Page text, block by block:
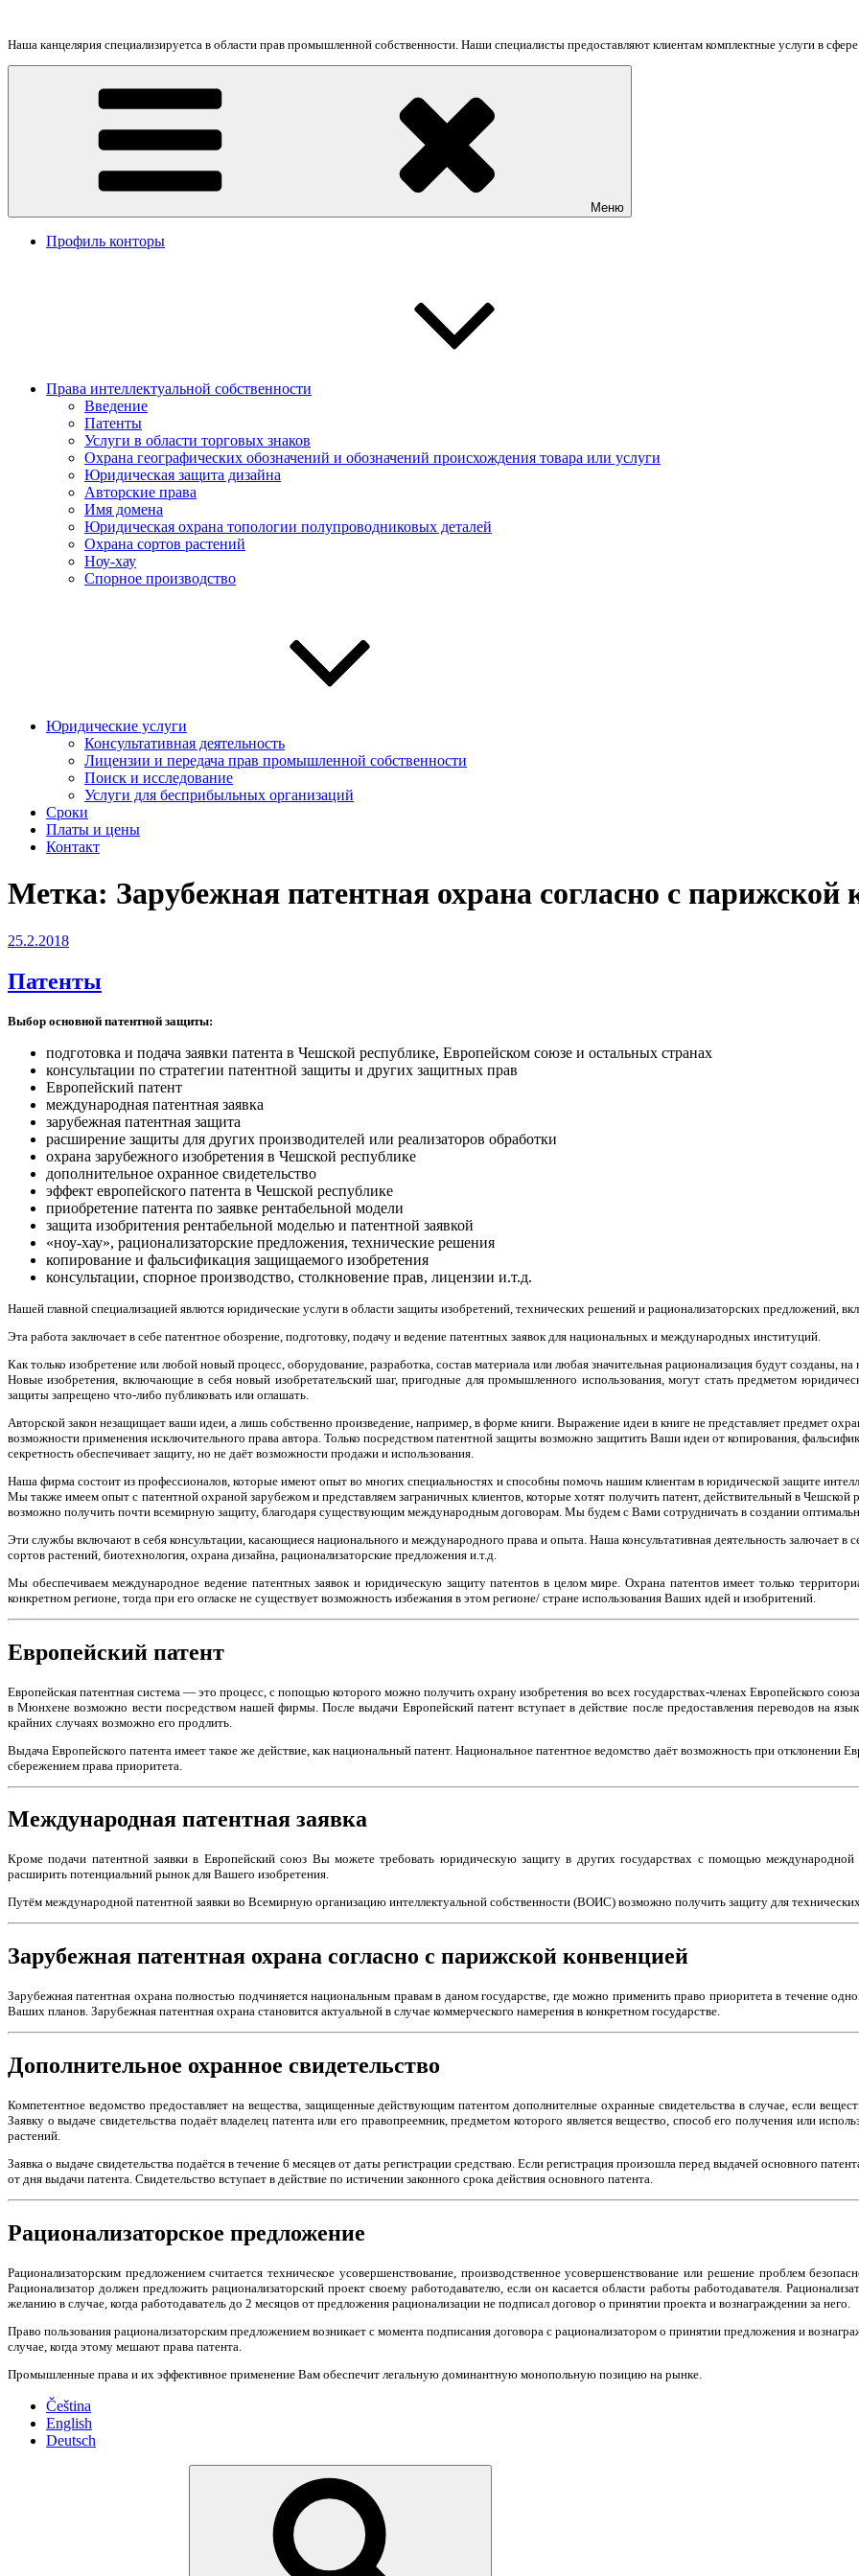
содержимому
Наша канцелярия специализируетса в области прав промышленной собственности. Наши специалисты предоставляют клиентам комплектные услуги в
Меню
Профиль конторы
Права интеллектуальной собственности
Введение
Патенты
Услуги в области торговых знаков
Охрана географических обозначений и обозначений происхождения товара или услуги
Юридическая защита дизайна
Авторские права
Имя домена
Юридическая охрана топологии полупроводниковых деталей
Охрана сортов растений
Ноу-хау
Спорное производство
Юридические услуги
Консультативная деятельность
Лицензии и передача прав промышленной собственности
Поиск и исследование
Услуги для беcприбыльных организаций
Сроки
Платы и цены
Контакт
Метка: Зарубежная патентная охрана согласно с парижской
Опубликовано
25.2.2018
Патенты
Выбор основной патентной защиты:
подготовка и подача заявки патента в Чешской республике, Европейском союзе и остальных странах
консультации по стратегии патентной защиты и других защитных прав
Европейский патент
международная патентная заявка
зарубежная патентная защита
расширение защиты для других производителей или реализаторов обработки
охрана зарубежного изобретения в Чешской республике
дополнительное охранное свидетельство
эффект европейского патента в Чешской республике
приобретение патента по заявке рентабельной модели
защита изобритения рентабельной моделью и патентной заявкой
«ноу-хау», рационализаторские предложения, технические решения
копирование и фальсификация защищаемого изобретения
консультации, спорное производство, столкновение прав, лицензии и.т.д.
Нашей главной специализацией явлются юридические услуги в области защиты изобретений, технических решений и рационализаторских предложений,
Эта работа заключает в себе патентное обозрение, подготовку, подачу и ведение патентных заявок для национальных и международных институций.
Как только изобретение или любой новый процесс, оборудование, разработка, состав материала или любая значительная рационализация будут созданы,
Новые изобретения, включающие в себя новый изобретательский шаг, пригодные для промышленного использования, могут стать предметом
защиты запрещено что-либо публиковать или оглашать.
Авторской закон незащищает ваши идеи, а лишь собственно произведение, например, в форме книги. Выражение идеи в книге не представляет предмет
возможности применения исключительного права автора. Только посредством патентной защиты возможно защитить Ваши идеи от копирования,
секретность обеспечивает защиту, но не даёт возможности продажи и использования.
Наша фирма состоит из профессионалов, которые имеют опыт во многих специальностях и способны помочь нашим клиентам в юридической защите
Мы также имеем опыт с патентной охраной зарубежом и представляем заграничных клиентов, которые хотят получить патент, действительный в
возможно получить почти всемирную защиту, благодаря существующим международным договорам. Мы будем с Вами сотрудничать в создании
Эти службы включают в себя консультации, касающиеся национального и международного права и опыта. Наша консультативная деятельность залючает в
сортов растений, биотехнология, охрана дизайна, рационализаторские предложения и.т.д.
Мы обеспечиваем международное ведение патентных заявок и юридическую защиту патентов в целом мире. Охрана патентов имеет только
конкретном регионе, тогда при его огласке не существует возможность избежания в этом регионе/ стране использования Ваших идей и изобритений.
Европейский патент
Европейская патентная система — это процесс, с попощью которого можно получить охрану изобретения во всех государствах-членах Европейского
в Мюнхене возможно вести посредством нашей фирмы. После выдачи Европейский патент вступает в действие после предоставления переводов на
крайних случаях возможно его продлить.
Выдача Европейского патента имеет такое же действие, как национальный патент. Национальное патентное ведомство даёт возможность при отклонении
сбережением права приоритета.
Международная патентная заявка
Кроме подачи патентной заявки в Европейский союз Вы можете требовать юридическую защиту в других государствах с помощью международной
расширить потенциальний рынок для Вашего изобретения.
Путём международной патентной заявки во Всемирную организацию интеллектуальной собственности (ВОИС) возможно получить защиту для
Зарубежная патентная охрана согласно с парижской конвенцией
Зарубежная патентная охрана полностью подчиняется национальным правам в даном государстве, где можно применить право приоритета в течение
Ваших планов. Зарубежная патентная охрана становится актуальной в случае коммерческого намерения в конкретном государстве.
Дополнительное охранное свидетельство
Компетентное ведомство предоставляет на вещества, защищенные действующим патентом дополнителные охранные свидетельства в случае, если
Заявку о выдаче свидетельства подаёт владелец патента или его правопреемник, предметом которого является вещество, способ его получения или
растений.
Заявка о выдаче свидетельства подаётся в течение 6 месяцев от даты регистрации средстваю. Если регистрация произошла перед выдачей основного
от дня выдачи патента. Свидетельство вступает в действие по истичении законного срока действия основного патента.
Рационализаторское предложение
Рационализаторским предложением считается техническое усовершенствование, производственное усовершенствование или решение проблем
Рационализатор должен предложить рационализаторский проект своему работодавателю, если он касается области работы работодавателя.
желанию в случае, когда работодаватель до 2 месяцов от предложения рационализации не подписал договор о принятии проекта и вознаграждении за него.
Право пользования рационализаторским предложением возникает с момента подписания договора с рационализатором о принятии предложения и
случае, когда этому мешают права патента.
Промышленные права и их эффективное применение Вам обеспечит легальную доминантную монопольную позицию на рынке.
Čeština
English
Deutsch